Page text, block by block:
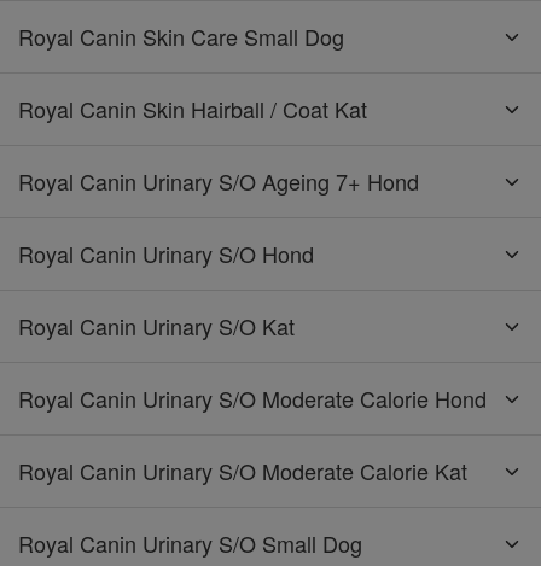
Royal Canin Skin Care Small Dog
Royal Canin Skin Hairball / Coat Kat
Royal Canin Urinary S/O Ageing 7+ Hond
Royal Canin Urinary S/O Hond
Royal Canin Urinary S/O Kat
Royal Canin Urinary S/O Moderate Calorie Hond
Royal Canin Urinary S/O Moderate Calorie Kat
Royal Canin Urinary S/O Small Dog